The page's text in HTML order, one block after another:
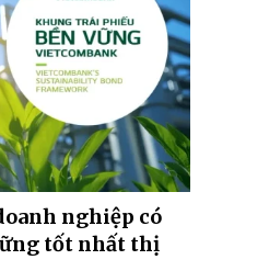
nghiệp có
tốt nhất thị